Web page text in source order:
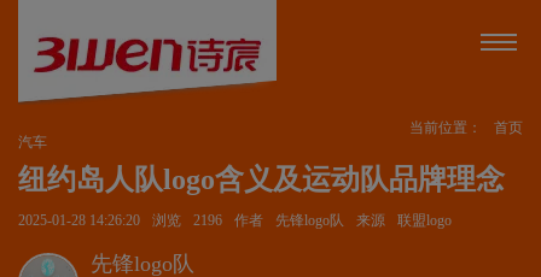
当前位置：
首页
汽车
纽约岛人队logo含义及运动队品牌理念
2025-01-28 14:26:20 浏览 2196 作者 先锋logo队 来源 联盟logo
先锋logo队